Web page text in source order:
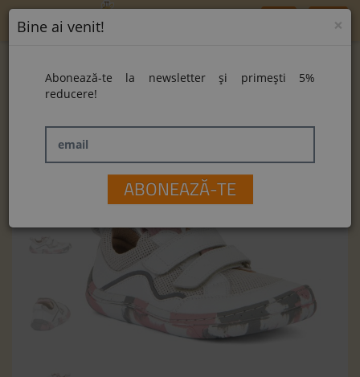
Home Pantofi Froddo Barefoot G3130223-13 White
Pantofi Froddo Barefoot G3130223-13
×
Bine ai venit!
Abonează-te la newsletter și primești 5%
reducere!
email
ABONEAZĂ-TE